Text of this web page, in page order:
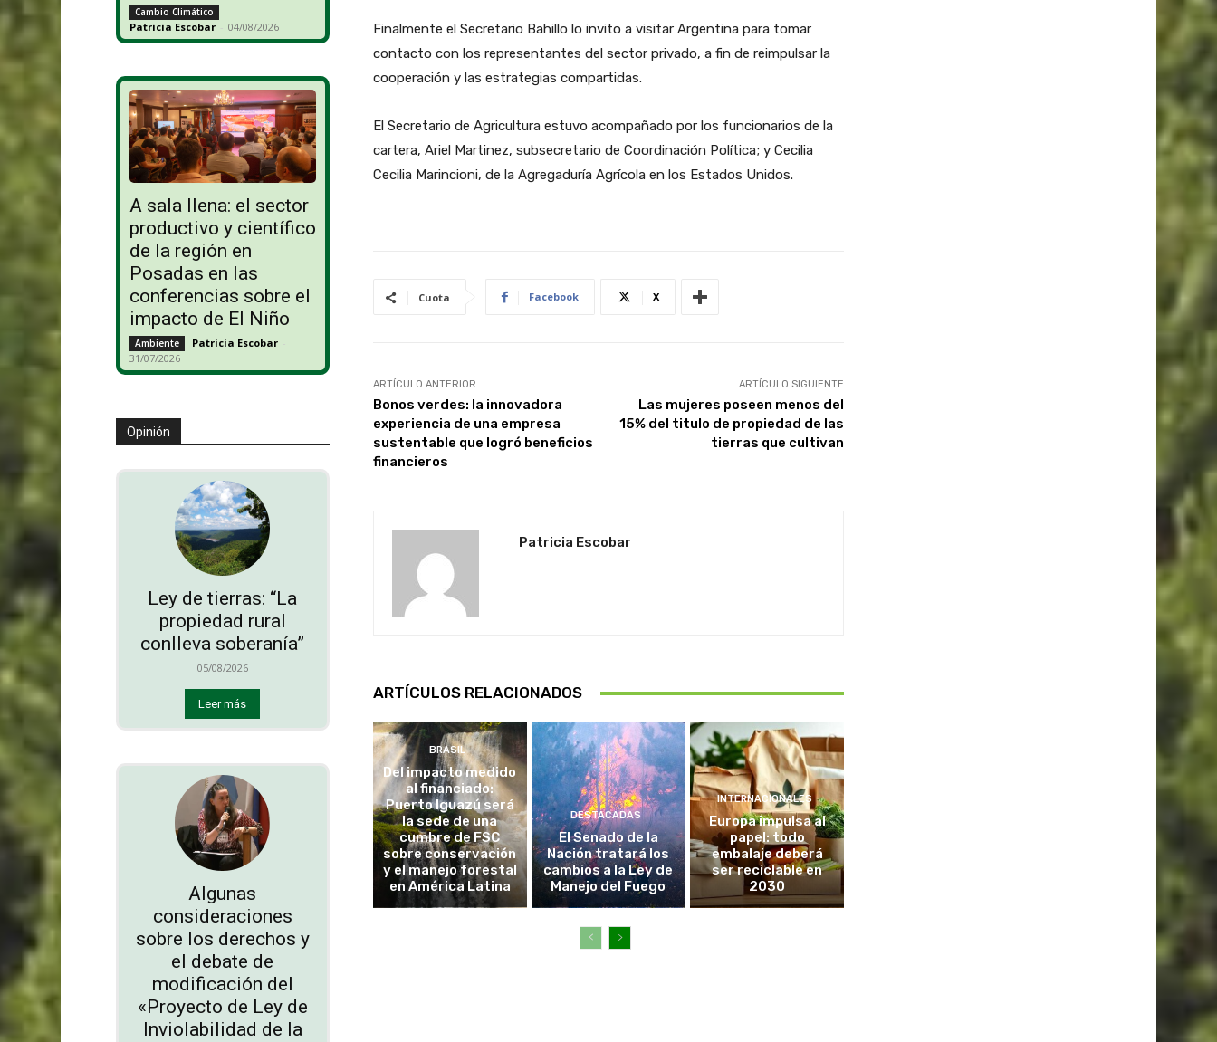
Cambio Climático
Patricia Escobar - 04/08/2026
A sala llena: el sector
productivo y científico
de la región en
Posadas en las
conferencias sobre el
impacto de El Niño
Ambiente Patricia Escobar -
31/07/2026
Opinión
Ley de tierras: “La
propiedad rural
conlleva soberanía”
05/08/2026
Leer más
Algunas
consideraciones
sobre los derechos y
el debate de
modificación del
«Proyecto de Ley de
Inviolabilidad de la
Finalmente el Secretario Bahillo lo invito a visitar Argentina para tomar
contacto con los representantes del sector privado, a fin de reimpulsar la
cooperación y las estrategias compartidas.
El Secretario de Agricultura estuvo acompañado por los funcionarios de la
cartera, Ariel Martinez, subsecretario de Coordinación Política; y Cecilia
Cecilia Marincioni, de la Agregaduría Agrícola en los Estados Unidos.
Cuota Facebook X
ARTÍCULO ANTERIOR
Bonos verdes: la innovadora
experiencia de una empresa
sustentable que logró beneficios
financieros
ARTÍCULO SIGUIENTE
Las mujeres poseen menos del
15% del titulo de propiedad de las
tierras que cultivan
Patricia Escobar
ARTÍCULOS RELACIONADOS
BRASIL
Del impacto medido
al financiado:
Puerto Iguazú será
la sede de una
cumbre de FSC
sobre conservación
y el manejo forestal
en América Latina
DESTACADAS
El Senado de la
Nación tratará los
cambios a la Ley de
Manejo del Fuego
INTERNACIONALES
Europa impulsa al
papel: todo
embalaje deberá
ser reciclable en
2030